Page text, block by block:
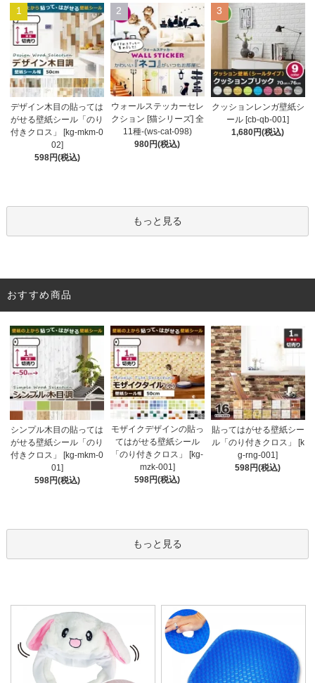
1
デザイン木目の貼っては
がせる壁紙シール「のり
付きクロス」 [kg-mkm-0
02]
598円(税込)
2
ウォールステッカーセレ
クション [猫シリーズ] 全
11種-(ws-cat-098)
980円(税込)
3
クッションレンガ壁紙シ
ール [cb-qb-001]
1,680円(税込)
もっと見る
おすすめ商品
シンプル木目の貼っては
がせる壁紙シール「のり
付きクロス」 [kg-mkm-0
01]
598円(税込)
モザイクデザインの貼っ
てはがせる壁紙シール
「のり付きクロス」 [kg-
mzk-001]
598円(税込)
貼ってはがせる壁紙シー
ル「のり付きクロス」 [k
g-rng-001]
598円(税込)
もっと見る